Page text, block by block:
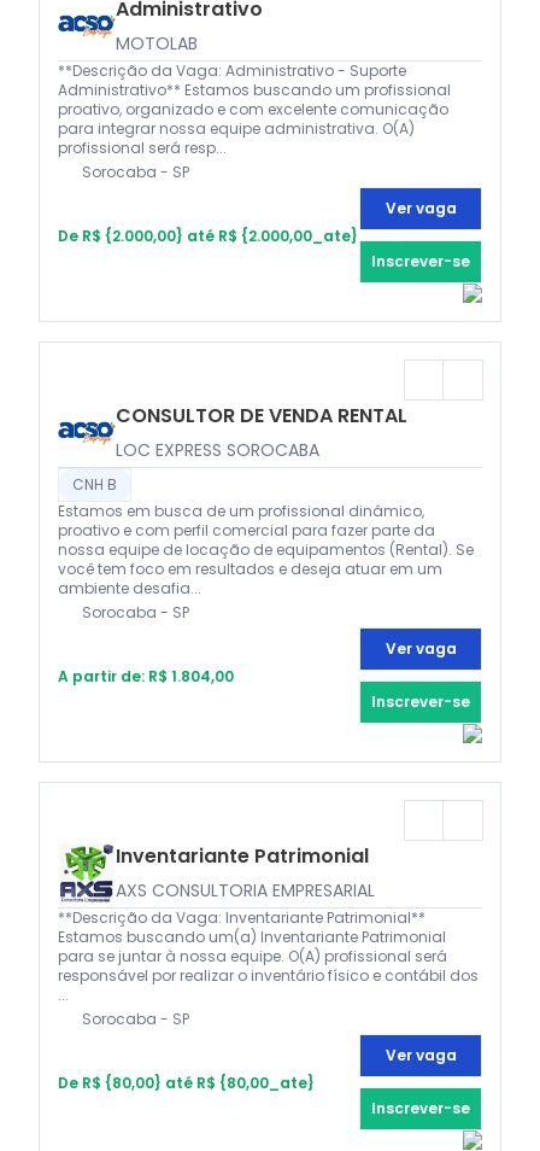
Administrativo
MOTOLAB
**Descrição da Vaga: Administrativo - Suporte
Administrativo** Estamos buscando um profissional
proativo, organizado e com excelente comunicação
para integrar nossa equipe administrativa. O(A)
profissional será resp...
Sorocaba - SP
De R$ {2.000,00} até R$ {2.000,00_ate}
Ver vaga
Inscrever-se
CONSULTOR DE VENDA RENTAL
LOC EXPRESS SOROCABA
CNH B
Estamos em busca de um profissional dinâmico,
proativo e com perfil comercial para fazer parte da
nossa equipe de locação de equipamentos (Rental). Se
você tem foco em resultados e deseja atuar em um
ambiente desafia...
Sorocaba - SP
A partir de: R$ 1.804,00
Ver vaga
Inscrever-se
Inventariante Patrimonial
AXS CONSULTORIA EMPRESARIAL
**Descrição da Vaga: Inventariante Patrimonial**
Estamos buscando um(a) Inventariante Patrimonial
para se juntar à nossa equipe. O(A) profissional será
responsável por realizar o inventário físico e contábil dos
...
Sorocaba - SP
De R$ {80,00} até R$ {80,00_ate}
Ver vaga
Inscrever-se